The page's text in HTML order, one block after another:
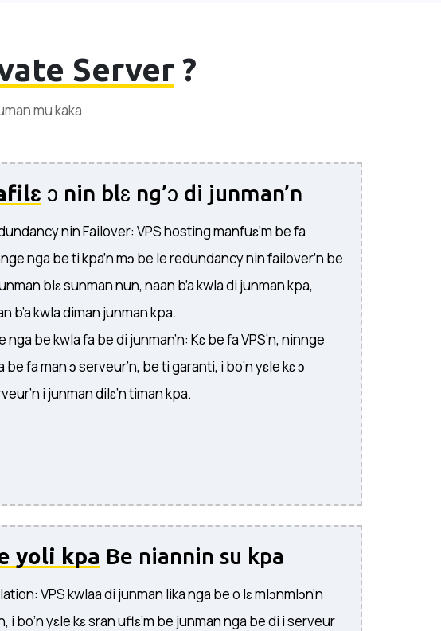
Server?
mu kaka
ɔ nin blɛ ng’ɔ di junman’n
nin Failover: VPS hosting manfuɛ’m be fa
nga be ti kpa’n mɔ be le redundancy nin failover’n be
blɛ sunman nun, naan b’a kwla di junman kpa,
b’a kwla diman junman kpa.
nga be kwla fa be di junman’n: Kɛ be fa VPS’n, ninnge
be fa man ɔ serveur’n, be ti garanti, i bo’n yɛle kɛ ɔ
i junman dilɛ’n timan kpa.
yoli kpa Be niannin su kpa
VPS kwlaa di junman lika nga be o lɛ mlɔnmlɔn’n
i bo’n yɛle kɛ sran uflɛ’m be junman nga be di i serveur